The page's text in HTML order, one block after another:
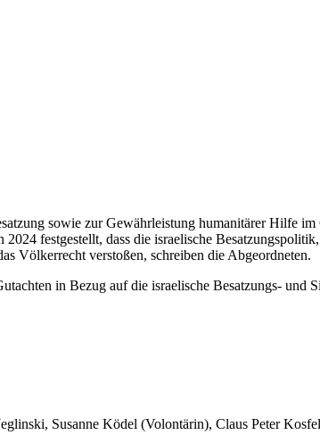
sowie zur Gewährleistung humanitärer Hilfe
festgestellt, dass die israelische
Völkerrecht verstoßen, schreiben die Abgeordneten.
in Bezug auf die israelische Besatzungs-
Susanne Ködel (Volontärin), Claus Peter